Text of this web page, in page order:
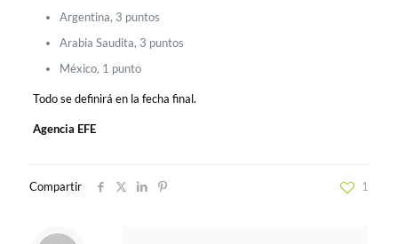
Argentina, 3 puntos
Arabia Saudita, 3 puntos
México, 1 punto
Todo se definirá en la fecha final.
Agencia EFE
Compartir 1